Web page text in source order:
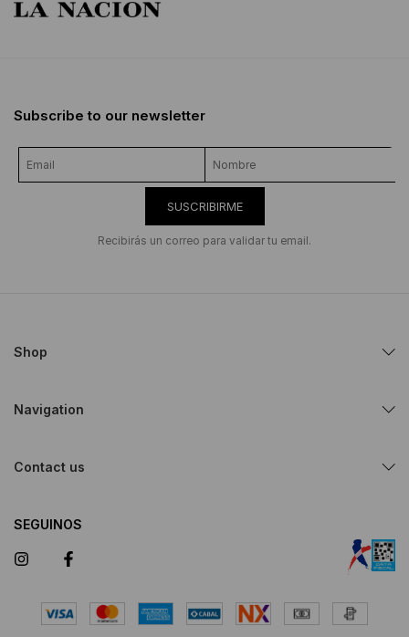
Subscribe to our newsletter
SUSCRIBIRME
Recibirás un correo para validar tu email.
Shop
Navigation
Contact us
SEGUINOS